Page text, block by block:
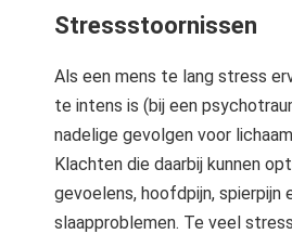
Stressstoornissen
Als een mens te lang stress
te intens is (bij een
nadelige gevolgen voor
Klachten die daarbij kunnen
gevoelens, hoofdpijn, spierpijn
slaapproblemen. Te veel